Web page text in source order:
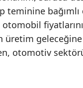
teminine bağımlı
üretim
otomotiv